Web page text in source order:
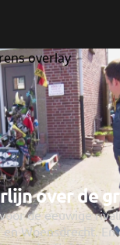
over de
de eeuwige
Woensdrecht.